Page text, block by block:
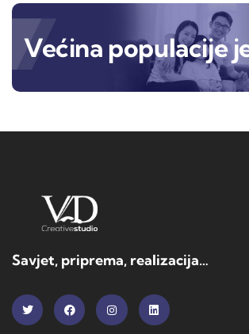
Većina populacije
Savjet, priprema, realizacija…